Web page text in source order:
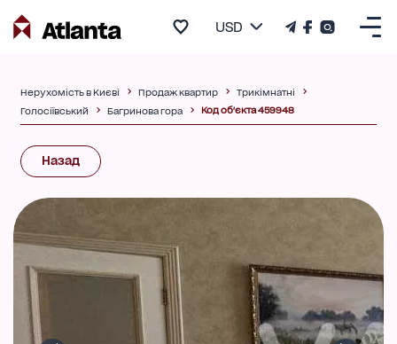
USD
Нерухомість в Києві Продаж квартир
Трикімнатні
Голосіївський
Багринова гора Код об'єкта 459948
Назад